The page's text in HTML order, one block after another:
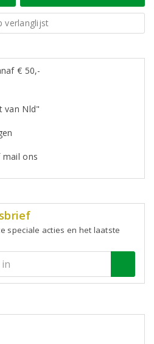
verlanglijst
€ 50,-
Nld"
mail ons
speciale acties en het laatste